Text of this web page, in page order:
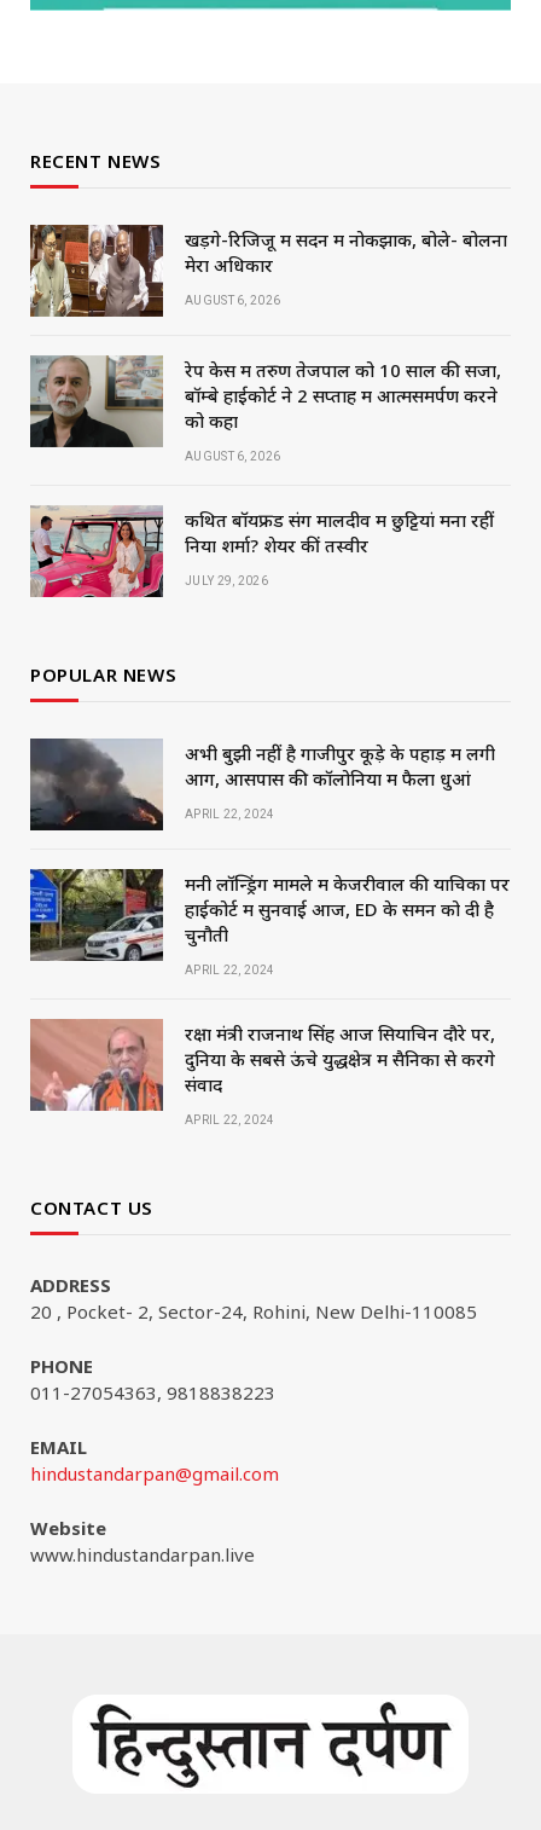
RECENT NEWS
खड़गे-रिजिजू में सदन में नोकझोंक, बोले- बोलना
मेरा अधिकार
AUGUST 6, 2026
रेप केस में तरुण तेजपाल को 10 साल की सजा,
बॉम्बे हाईकोर्ट ने 2 सप्ताह में आत्मसमर्पण करने
को कहा
AUGUST 6, 2026
कथित बॉयफ्रेंड संग मालदीव में छुट्टियां मना रहीं
निया शर्मा? शेयर कीं तस्वीरें
JULY 29, 2026
POPULAR NEWS
अभी बुझी नहीं है गाजीपुर कूड़े के पहाड़ में लगी
आग, आसपास की कॉलोनियों में फैला धुआं
APRIL 22, 2024
मनी लॉन्ड्रिंग मामले में केजरीवाल की याचिका पर
हाईकोर्ट में सुनवाई आज, ED के समन को दी है
चुनौती
APRIL 22, 2024
रक्षा मंत्री राजनाथ सिंह आज सियाचिन दौरे पर,
दुनिया के सबसे ऊंचे युद्धक्षेत्र में सैनिकों से करेंगे
संवाद
APRIL 22, 2024
CONTACT US
ADDRESS
20 , Pocket- 2, Sector-24, Rohini, New Delhi-110085
PHONE
011-27054363, 9818838223
EMAIL
hindustandarpan@gmail.com
Website
www.hindustandarpan.live